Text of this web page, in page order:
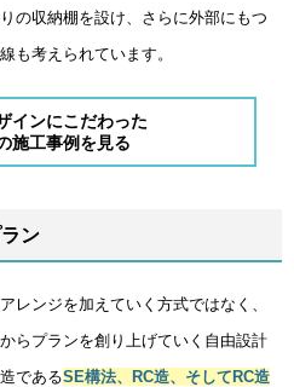
の収納棚を設け、さらに外部にもつ
も考えられています。
インにこだわった
施工事例を見る
ン
レンジを加えていく方式ではなく、
らプランを創り上げていく自由設計
であるSE構法、RC造、そしてRC造